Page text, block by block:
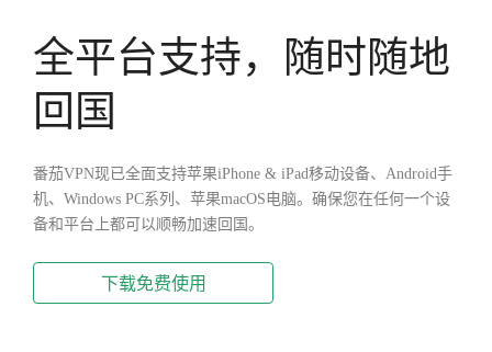
全平台支持，随时随地
回国
番茄VPN现已全面支持苹果iPhone & iPad移动设备、Android手
机、Windows PC系列、苹果macOS电脑。确保您在任何一个设
备和平台上都可以顺畅加速回国。
下载免费使用